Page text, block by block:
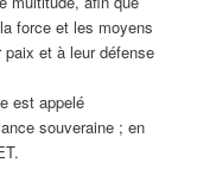
force et les moyens
paix et à leur défense
est appelé
souveraine ; en